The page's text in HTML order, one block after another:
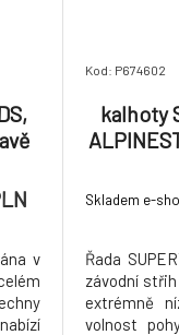
v
Kod: P674602
kalhoty
Skladem e-
Řada
závodní
extrémně
volnost